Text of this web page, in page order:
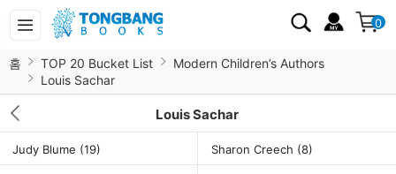
0
홈 TOP 20 Bucket List
Modern Children’s Authors
Louis Sachar
Louis Sachar
Judy Blume (19) Sharon Creech (8)